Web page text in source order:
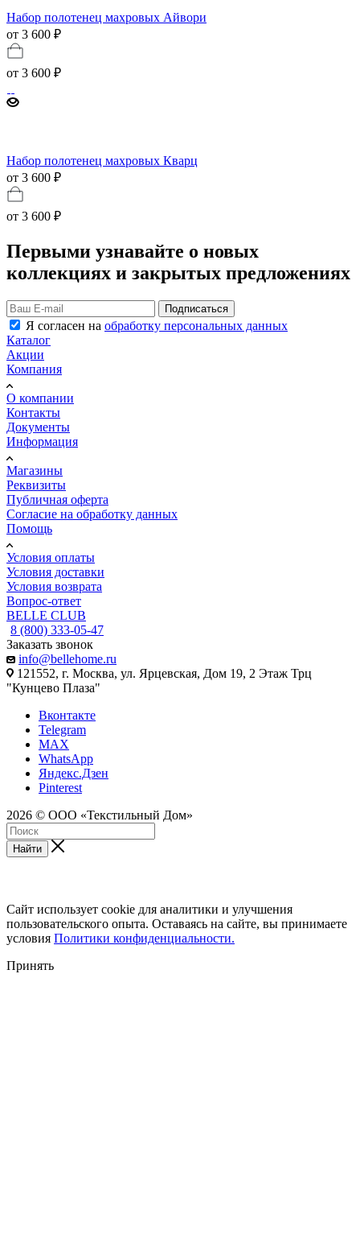
Набор полотенец махровых Айвори
от 3 600 ₽
от 3 600 ₽
Набор полотенец махровых Кварц
от 3 600 ₽
от 3 600 ₽
Первыми узнавайте о новых
коллекциях и закрытых предложениях
Подписаться
Я согласен на обработку персональных данных
Каталог
Акции
Компания
О компании
Контакты
Документы
Информация
Магазины
Реквизиты
Публичная оферта
Согласие на обработку данных
Помощь
Условия оплаты
Условия доставки
Условия возврата
Вопрос-ответ
BELLE CLUB
8 (800) 333-05-47
Заказать звонок
info@bellehome.ru
121552, г. Москва, ул. Ярцевская, Дом 19, 2 Этаж Трц
"Кунцево Плаза"
Вконтакте
Telegram
MAX
WhatsApp
Яндекс.Дзен
Pinterest
2026 © ООО «Текстильный Дом»
Найти
Сайт использует cookie для аналитики и улучшения
пользовательского опыта. Оставаясь на сайте, вы принимаете
условия Политики конфиденциальности.
Принять